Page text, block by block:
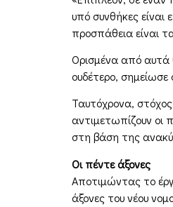
υπό συνθήκες είναι
προσπάθεια είναι
Ορισμένα από αυτά
ουδέτερο, σημείωσε
Ταυτόχρονα,
αντιμετωπίζουν οι
στη βάση της
Οι πέντε άξονες
Αποτιμώντας το
άξονες του νέου